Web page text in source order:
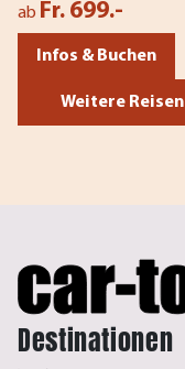
ab Fr. 699.-
Infos & Buchen
Weitere Reisen
Destinationen